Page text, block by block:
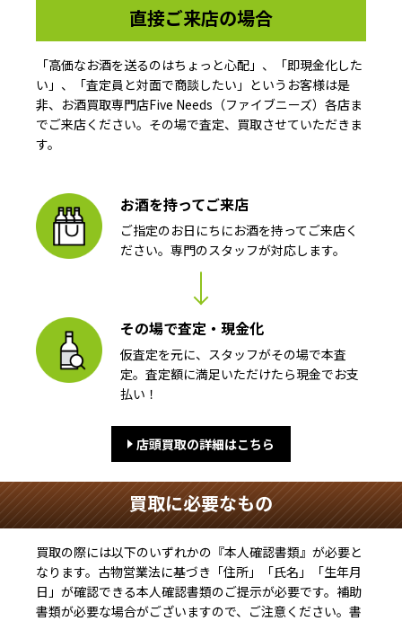
直接ご来店の場合
「高価なお酒を送るのはちょっと心配」、「即現金化した
い」、「査定員と対面で商談したい」というお客様は是
非、お酒買取専門店Five Needs（ファイブニーズ）各店ま
でご来店ください。その場で査定、買取させていただきま
す。
お酒を持ってご来店
ご指定のお日にちにお酒を持ってご来店く
ださい。専門のスタッフが対応します。
その場で査定・現金化
仮査定を元に、スタッフがその場で本査
定。査定額に満足いただけたら現金でお支
払い！
店頭買取の詳細はこちら
買取に必要なもの
買取の際には以下のいずれかの『本人確認書類』が必要と
なります。古物営業法に基づき 「住所」「氏名」「生年月
日」が確認できる本人確認書類のご提示が必要です。補助
書類が必要な場合がございますので、ご注意ください。書